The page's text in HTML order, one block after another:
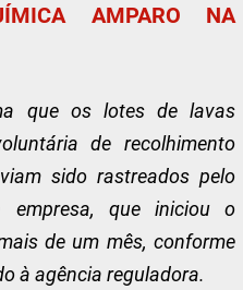
AMPARO NA
que os lotes de lavas
de recolhimento
sido rastreados pelo
empresa, que iniciou o
de um mês, conforme
à agência reguladora.